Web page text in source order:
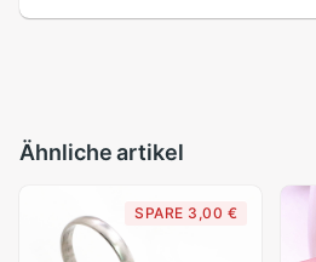
Ähnliche artikel
SPARE 3,00 €